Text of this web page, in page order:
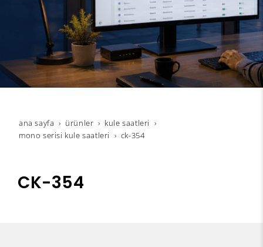
ana sayfa ürünler
kule saatleri
mono serisi kule saatleri
ck-354
CK-354